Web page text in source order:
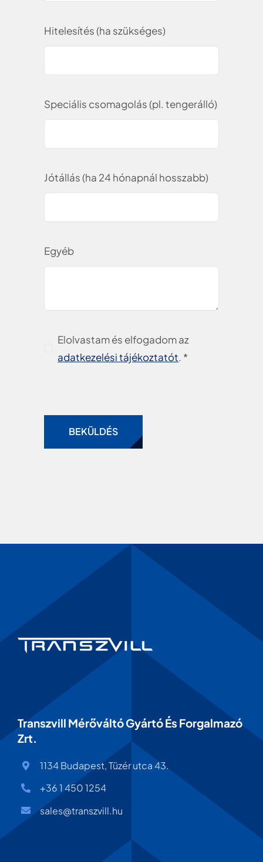
Hitelesítés (ha szükséges)
Speciális csomagolás (pl. tengerálló)
Jótállás (ha 24 hónapnál hosszabb)
Egyéb
Elolvastam és elfogadom az
adatkezelési tájékoztatót. *
BEKÜLDÉS
Transzvill Mérőváltó Gyártó És Forgalmazó
Zrt.
1134 Budapest, Tüzér utca 43.
+36 1 450 1254
sales@transzvill.hu